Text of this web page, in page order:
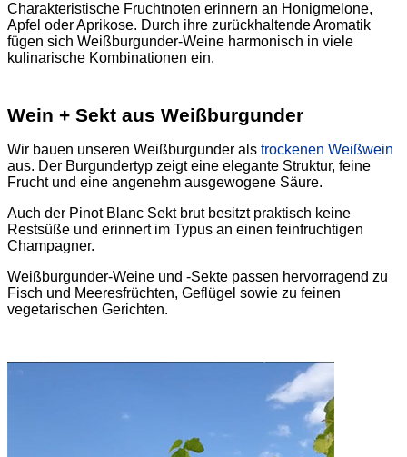
Charakteristische Fruchtnoten erinnern an Honigmelone,
Apfel oder Aprikose. Durch ihre zurückhaltende Aromatik
fügen sich Weißburgunder-Weine harmonisch in viele
kulinarische Kombinationen ein.
Wein + Sekt aus Weißburgunder
Wir bauen unseren Weißburgunder als trockenen Weißwein
aus. Der Burgundertyp zeigt eine elegante Struktur, feine
Frucht und eine angenehm ausgewogene Säure.
Auch der Pinot Blanc Sekt brut besitzt praktisch keine
Restsüße und erinnert im Typus an einen feinfruchtigen
Champagner.
Weißburgunder-Weine und -Sekte passen hervorragend zu
Fisch und Meeresfrüchten, Geflügel sowie zu feinen
vegetarischen Gerichten.